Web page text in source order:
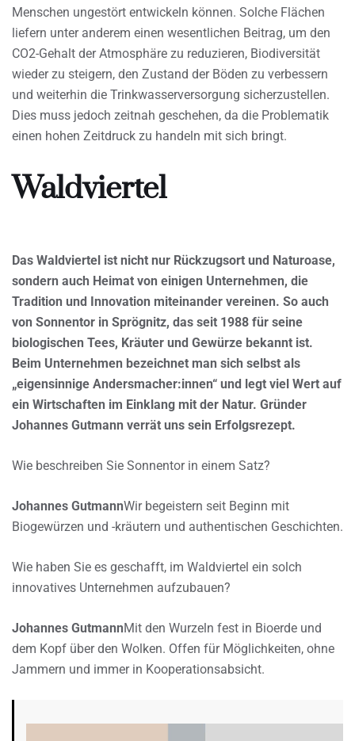
Menschen ungestört entwickeln können. Solche Flächen
liefern unter anderem einen wesentlichen Beitrag, um den
CO2-Gehalt der Atmosphäre zu reduzieren, Biodiversität
wieder zu steigern, den Zustand der Böden zu verbessern
und weiterhin die Trinkwasserversorgung sicherzustellen.
Dies muss jedoch zeitnah geschehen, da die Problematik
einen hohen Zeitdruck zu handeln mit sich bringt.
Waldviertel
Das Waldviertel ist nicht nur Rückzugsort und Naturoase,
sondern auch Heimat von einigen Unternehmen, die
Tradition und Innovation miteinander vereinen. So auch
von Sonnentor in Sprögnitz, das seit 1988 für seine
biologischen Tees, Kräuter und Gewürze bekannt ist.
Beim Unternehmen bezeichnet man sich selbst als
„eigensinnige Andersmacher:innen“ und legt viel Wert auf
ein Wirtschaften im Einklang mit der Natur. Gründer
Johannes Gutmann verrät uns sein Erfolgsrezept.
Wie beschreiben Sie Sonnentor in einem Satz?
Johannes GutmannWir begeistern seit Beginn mit
Biogewürzen und -kräutern und authentischen Geschichten.
Wie haben Sie es geschafft, im Waldviertel ein solch
innovatives Unternehmen aufzubauen?
Johannes GutmannMit den Wurzeln fest in Bioerde und
dem Kopf über den Wolken. Offen für Möglichkeiten, ohne
Jammern und immer in Kooperationsabsicht.